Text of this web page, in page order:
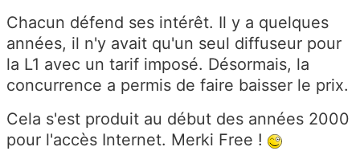
Chacun défend ses intérêt. Il y a quelques
années, il n'y avait qu'un seul diffuseur pour
la L1 avec un tarif imposé. Désormais, la
concurrence a permis de faire baisser le prix.
Cela s'est produit au début des années 2000
pour l'accès Internet. Merki Free !